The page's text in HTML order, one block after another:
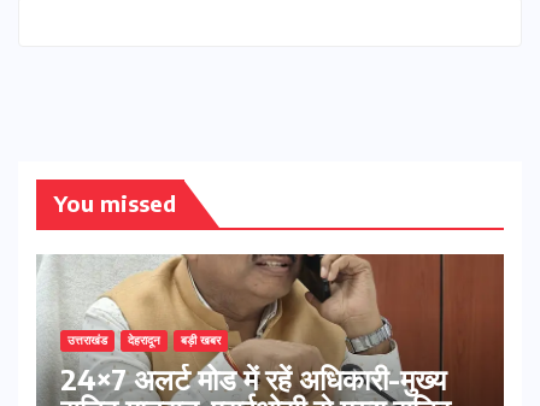
You missed
उत्तराखंड देहरादून बड़ी खबर
24×7 अलर्ट मोड में रहें अधिकारी-मुख्य